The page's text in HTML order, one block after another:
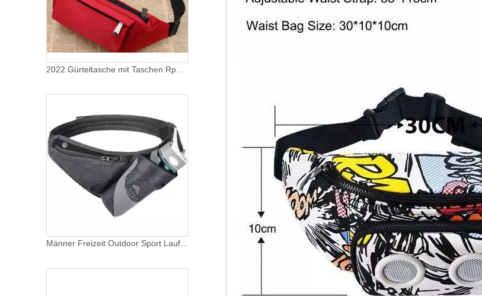
2022 Gürteltasche mit Taschen Rpet Gürteltasche umweltfreundliche benutzerdefinierte Gürteltasche Großhandel
Männer Freizeit Outdoor Sport Laufgürtel Hydration Hüfttasche Reflektierend Passend für iPhone 6/7 Plus